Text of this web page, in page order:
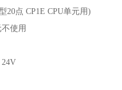
20点 CP1E CPU单元用)
不使用